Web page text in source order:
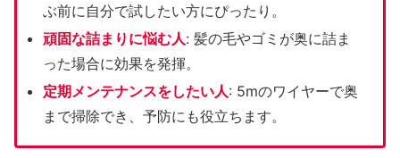
ぶ前に自分で試したい方にぴったり。
頑固な詰まりに悩む人: 髪の毛やゴミが奥に詰ま
った場合に効果を発揮。
定期メンテナンスをしたい人: 5mのワイヤーで奥
まで掃除でき、予防にも役立ちます。